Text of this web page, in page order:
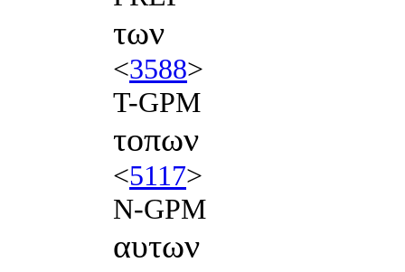
των
<3588>
T-GPM
τοπων
<5117>
N-GPM
αυτων